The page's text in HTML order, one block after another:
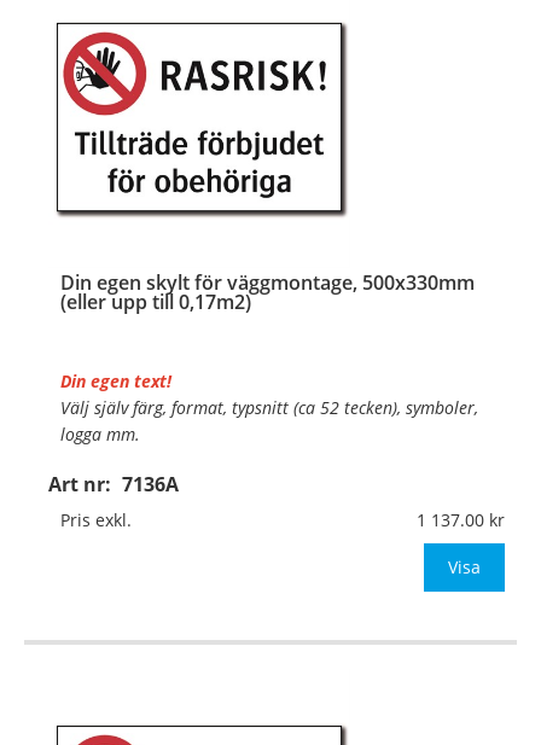
Din egen skylt för väggmontage, 500x330mm
(eller upp till 0,17m2)
Art nr: 7136A
Din egen text!
Välj själv färg, format, typsnitt (ca 52 tecken), symboler,
logga mm.
Material:Plan aluminium, 0,7mm (väggmontage)
Mått:500x330mm (eller annat mått upp till 0,17m²)
Pris exkl. 1 137.00
Visa